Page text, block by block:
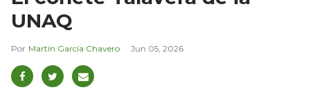
UNAQ
Martín García Chavero Jun 05, 2026